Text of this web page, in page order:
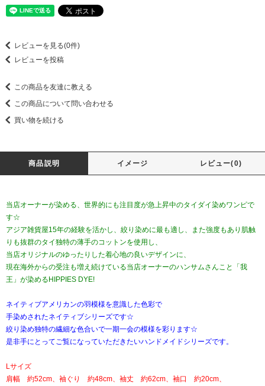
レビューを見る(0件)
レビューを投稿
この商品を友達に教える
この商品について問い合わせる
買い物を続ける
商品説明 イメージ レビュー(0)
当店オーナーが染める、世界的にも注目度が急上昇中のタイダイ染めワンピで
す☆
アジア雑貨屋15年の経験を活かし、絞り染めに最も適し、また強度もあり肌触
りも抜群のタイ独特の薄手のコットンを使用し、
当店オリジナルのゆったりした着心地の良いデザインに、
現在海外からの受注も増え続けている当店オーナーのハンサムさんこと「我
王」が染めるHIPPIES DYE!
ネイティブアメリカンの羽模様を意識した色彩で
手染めされたネイティブシリーズです☆
絞り染め独特の繊細な色合いで一期一会の模様を彩ります☆
是非手にとってご覧になっていただきたいハンドメイドシリーズです。
Lサイズ
肩幅 約52cm、袖ぐり 約48cm、袖丈 約62cm、袖口 約20cm、